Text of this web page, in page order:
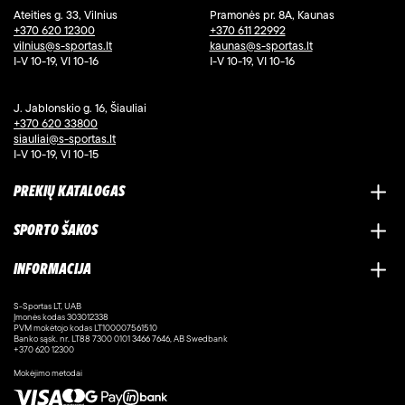
Ateities g. 33, Vilnius
+370 620 12300
vilnius@s-sportas.lt
I-V 10-19, VI 10-16
Pramonės pr. 8A, Kaunas
+370 611 22992
kaunas@s-sportas.lt
I-V 10-19, VI 10-16
J. Jablonskio g. 16, Šiauliai
+370 620 33800
siauliai@s-sportas.lt
I-V 10-19, VI 10-15
PREKIŲ KATALOGAS
SPORTO ŠAKOS
INFORMACIJA
S-Sportas LT, UAB
Įmonės kodas 303012338
PVM mokėtojo kodas LT100007561510
Banko sąsk. nr. LT88 7300 0101 3466 7646, AB Swedbank
+370 620 12300
Mokėjimo metodai